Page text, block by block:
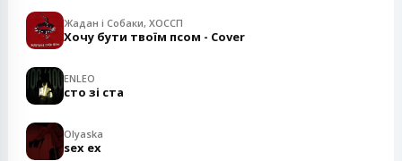
Жадан і Собаки, ХОССП
Хочу бути твоїм псом - Cover
ENLEO
сто зі ста
Olyaska
sex ex